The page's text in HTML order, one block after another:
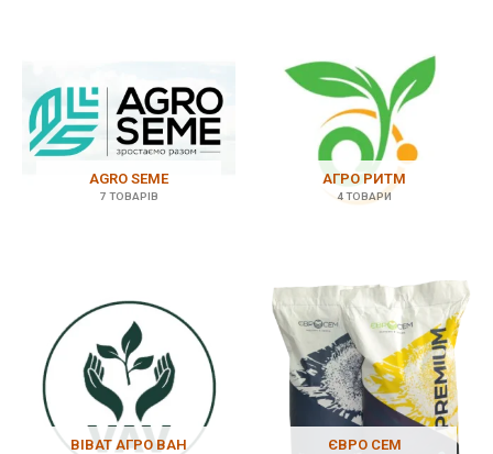
AGRO SEME
7 ТОВАРІВ
АГРО РИТМ
4 ТОВАРИ
ВІВАТ АГРО ВАН ЄВРО СЕМ